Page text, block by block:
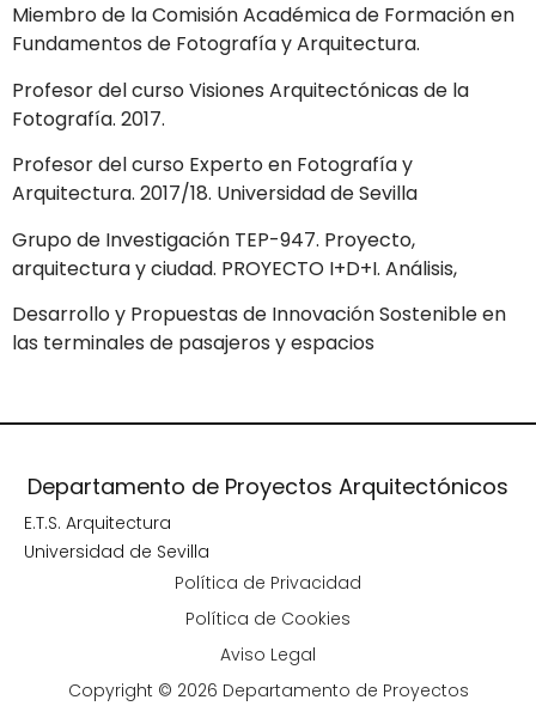
Miembro de la Comisión Académica de Formación en
Fundamentos de Fotografía y Arquitectura.
Profesor del curso Visiones Arquitectónicas de la
Fotografía. 2017.
Profesor del curso Experto en Fotografía y
Arquitectura. 2017/18. Universidad de Sevilla
Grupo de Investigación TEP-947. Proyecto,
arquitectura y ciudad. PROYECTO I+D+I. Análisis,
Desarrollo y Propuestas de Innovación Sostenible en
las terminales de pasajeros y espacios
Departamento de Proyectos Arquitectónicos
E.T.S. Arquitectura
Universidad de Sevilla
Política de Privacidad
Política de Cookies
Aviso Legal
Copyright © 2026 Departamento de Proyectos